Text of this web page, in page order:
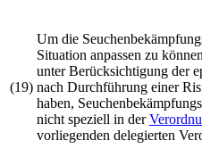
(19)
Um die
Situation anpassen zu
unter Berücksichtigung der
nach Durchführung einer
haben,
nicht speziell in der
vorliegenden delegierten